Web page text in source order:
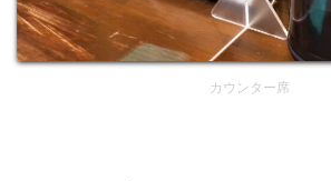
カウンター席